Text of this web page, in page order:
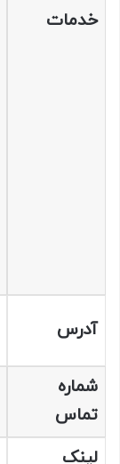
خدمات
آدرس
شماره
تماس
لینک